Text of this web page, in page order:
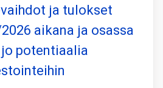
ja tulokset
aikana ja osassa
potentiaalia